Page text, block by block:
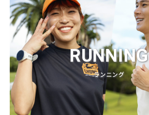
RUNNING
ランニング